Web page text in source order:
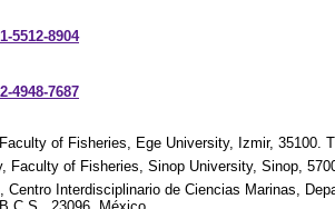
5512-8904
4948-7687
of Fisheries, Ege University, Izmir, 35100.
Faculty of Fisheries, Sinop University, Sinop,
Centro Interdisciplinario de Ciencias Marinas,